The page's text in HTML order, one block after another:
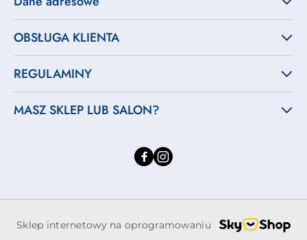
OBSŁUGA KLIENTA
REGULAMINY
MASZ SKLEP LUB SALON?
Sklep internetowy na oprogramowaniu